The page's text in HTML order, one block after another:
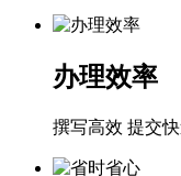
办理效率
撰写高效 提交